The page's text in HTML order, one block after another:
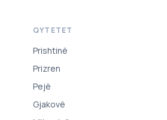
QYTETET
Prishtinë
Prizren
Pejë
Gjakovë